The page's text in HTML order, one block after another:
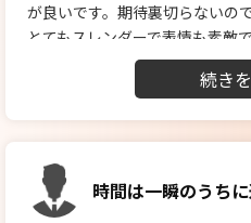
が良いです。期待裏切らないので
とてもスレンダーで表情も素敵で
【プレイ内容】
それはもう、いままでに体験し
山。情け無い声が漏れてしまい
テンションが上がるようでより
時間は一瞬のうち